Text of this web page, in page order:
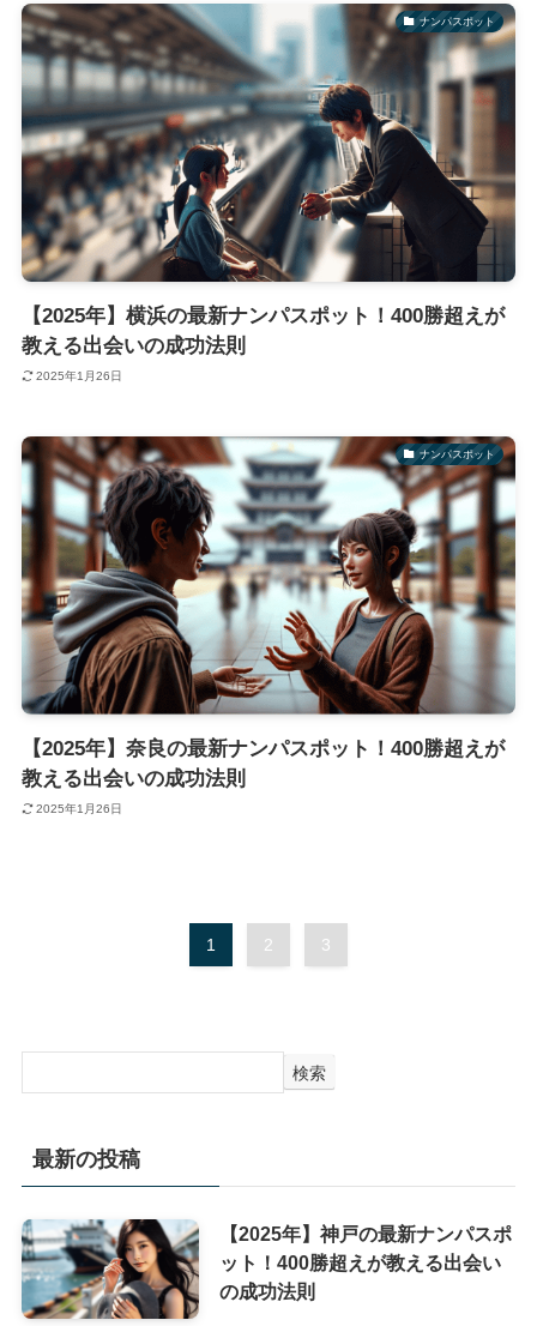
ナンパスポット
【2025年】横浜の最新ナンパスポット！400勝超えが
教える出会いの成功法則
2025年1月26日
ナンパスポット
【2025年】奈良の最新ナンパスポット！400勝超えが
教える出会いの成功法則
2025年1月26日
1 2 3
検索
最新の投稿
【2025年】神戸の最新ナンパスポ
ット！400勝超えが教える出会い
の成功法則